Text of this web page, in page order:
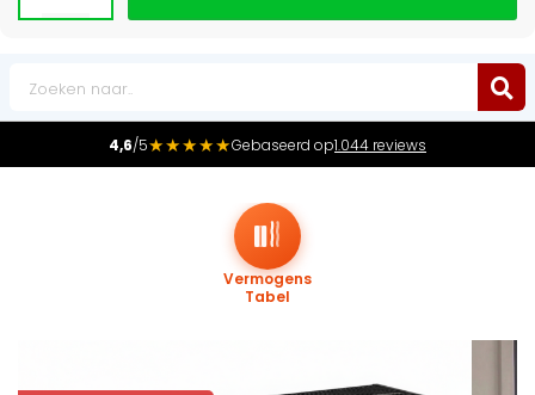
4,6/5★★★★★Gebaseerd op1.044 reviews
Vermogens
Tabel